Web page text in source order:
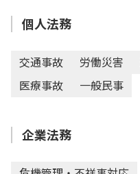
個人法務
交通事故 労働災害
医療事故
一般民事
企業法務